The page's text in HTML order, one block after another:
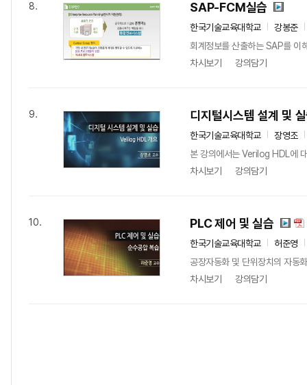
8. SAP-FCM실습
한국기술교육대학교
강봉준
회계정보를 산출하는 SAP를 이
차시보기
강의담기
9. 디지털시스템 설계 및
한국기술교육대학교
장영조
본 강의에서는 Verilog HDL에
차시보기
강의담기
10. PLC 제어 및 실습
한국기술교육대학교
허준영
공장자동화 및 단위장치의 자
차시보기
강의담기